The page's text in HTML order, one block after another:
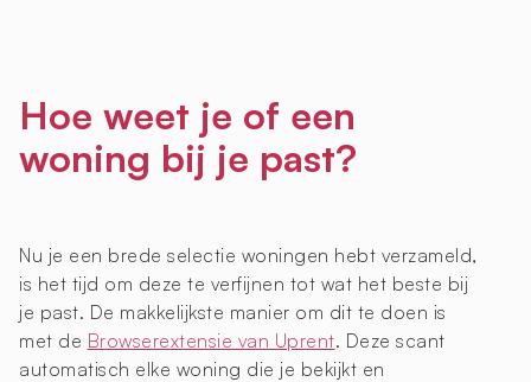
Hoe weet je of een
woning bij je past?
Nu je een brede selectie woningen hebt verzameld,
is het tijd om deze te verfijnen tot wat het beste bij
je past. De makkelijkste manier om dit te doen is
met de Browserextensie van Uprent. Deze scant
automatisch elke woning die je bekijkt en